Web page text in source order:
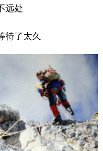
远处
待了太久